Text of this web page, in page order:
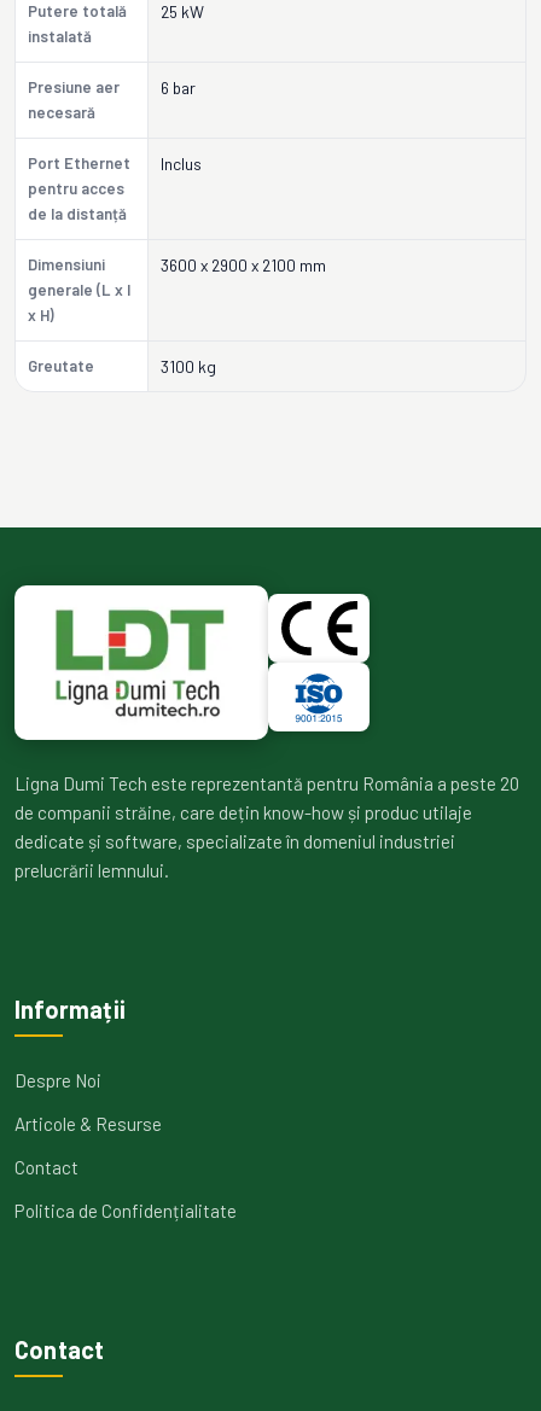
Putere totală
instalată
25 kW
Presiune aer
necesară
6 bar
Port Ethernet
pentru acces
de la distanță
Inclus
Dimensiuni
generale (L x l
x H)
3600 x 2900 x 2100 mm
Greutate 3100 kg
Ligna Dumi Tech este reprezentantă pentru România a peste 20
de companii străine, care dețin know-how și produc utilaje
dedicate și software, specializate în domeniul industriei
prelucrării lemnului.
Informații
Despre Noi
Articole & Resurse
Contact
Politica de Confidențialitate
Contact